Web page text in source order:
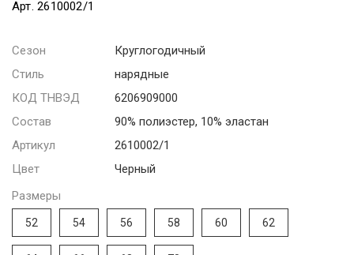
Арт. 2610002/1
Сезон
Круглогодичный
Стиль
нарядные
КОД ТНВЭД
6206909000
Состав
90% полиэстер, 10% эластан
Артикул
2610002/1
Цвет
Черный
Размеры
52 54 56 58 60 62